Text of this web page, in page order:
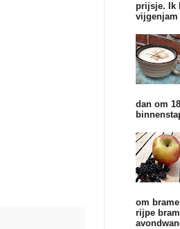
prijsje. Ik
vijgenjam
dan om
om
rijpe